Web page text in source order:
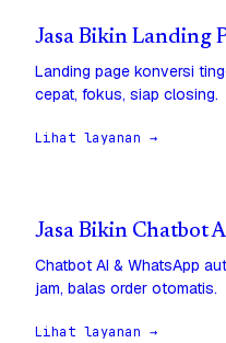
Jasa Bikin Landing
Landing page konversi
cepat, fokus, siap closing.
Lihat layanan →
Jasa Bikin Chatbot
Chatbot AI & WhatsApp
jam, balas order otomatis.
Lihat layanan →